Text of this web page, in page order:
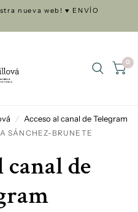
nueva web! ♥ ENVÍO
0
/ Acceso al canal de Telegram
SÁNCHEZ-BRUNETE
canal de